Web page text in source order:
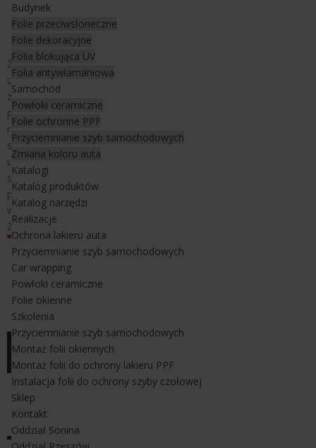
Budynek
Folie przeciwsłoneczne
Folie dekoracyjne
Folia blokująca UV
Folia antywłamaniowa
Samochód
Powłoki ceramiczne
Folie ochronne PPF
Przyciemnianie szyb samochodowych
Zmiana koloru auta
Katalogi
Katalog produktów
Katalog narzędzi
Realizacje
Ochrona lakieru auta
Przyciemnianie szyb samochodowych
Car wrapping
Powłoki ceramiczne
Folie okienne
Szkolenia
Przyciemnianie szyb samochodowych
Montaż folii okiennych
Montaż folii do ochrony lakieru PPF
Instalacja folii do ochrony szyby czołowej
Sklep
Kontakt
Oddział Sonina
Żyletki do czyszczenia szkła
Żyletki wykonane ze stali węglowej są wykorzystywane do
uchwytu Neon Mini i Skrobaka Metalowego do "mocniejszych
zadań". Wykorzystuje się je do usuwania wtrąceń
poprodukcyjnych i nakleje z szyby - winiet, numerów
rejestracyjnych przed procesem instalacji folii do przyciemniania
szyb samochodowych. Żyletki te są bardziej podatne na
uszkodzenia ostrza i jego zagięcia - dodatkowo mogą rysować
szkło dlatego zaleca się ostrożną prace z tymi ostrzami w
procesie przyciemniania szyb. Opakowanie żyletek ze stali
węglowej zawiera 100 szt. Wymiary żyletek 2,5cm x 1,5 cm.
Żyletki sprzedawane są na całe opakowania.